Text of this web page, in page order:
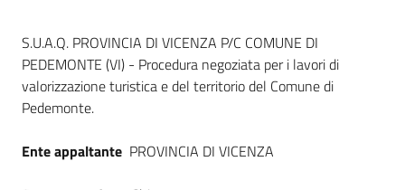
English
site
Dati del bando
S.U.A.Q. PROVINCIA DI VICENZA P/C COMUNE DI
PEDEMONTE (VI) - Procedura negoziata per i lavori di
valorizzazione turistica e del territorio del Comune di
Pedemonte.
Ente appaltante PROVINCIA DI VICENZA